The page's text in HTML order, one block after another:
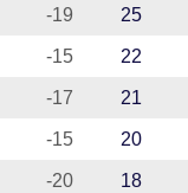
-19 25
-15 22
-17 21
-15 20
-20 18